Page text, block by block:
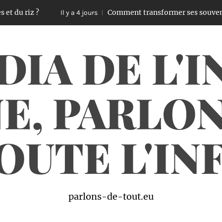
? Il y a 4 jours Comment transformer ses souvenirs en
DE
parlons-de-tout.eu